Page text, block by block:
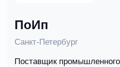
ПоИп
Санкт-Петербург
Поставщик